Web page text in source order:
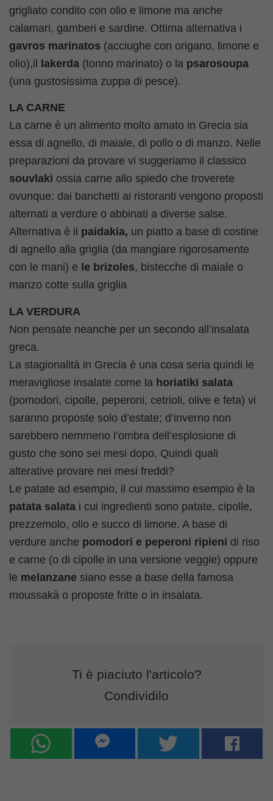
grigliato condito con olio e limone ma anche
calamari, gamberi e sardine. Ottima alternativa i
gavros marinatos (acciughe con origano, limone e
olio),il
lakerda (tonno marinato) o la psarosoupa
(una gustosissima zuppa di pesce).
LA CARNE
La carne è un alimento molto amato in Grecia sia
essa di agnello, di maiale, di pollo o di manzo. Nelle
preparazioni da provare vi suggeriamo il classico
souvlaki ossia carne allo spiedo che troverete
ovunque: dai banchetti ai ristoranti vengono proposti
alternati a verdure o abbinati a diverse salse.
Alternativa è il paidakia, un piatto a base di costine
di agnello alla griglia (da mangiare rigorosamente
con le mani) e le brizoles, bistecche di maiale o
manzo cotte sulla griglia
LA VERDURA
Non pensate neanche per un secondo all’insalata
greca.
La stagionalità in Grecia è una cosa seria quindi le
meravigliose insalate come la horiatiki salata
(pomodori, cipolle, peperoni, cetrioli, olive e feta) vi
saranno proposte solo d’estate; d’inverno non
sarebbero nemmeno l’ombra dell’esplosione di
gusto che sono sei mesi dopo. Quindi quali
alterative provare nei mesi freddi?
Le patate ad esempio, il cui massimo esempio è la
patata salata i cui ingredienti sono patate, cipolle,
prezzemolo, olio e succo di limone. A base di
verdure anche pomodori e peperoni ripieni di riso
e carne (o di cipolle in una versione veggie) oppure
le melanzane siano esse a base della famosa
moussakà o proposte fritte o in insalata.
Ti è piaciuto l'articolo?
Condividilo